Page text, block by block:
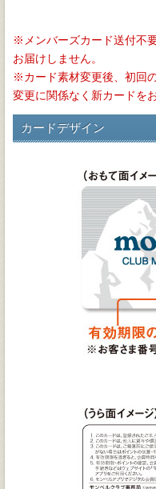
メンバーズカード送付不
お届けしません。
カード素材変更後、初回
変更に関係なく新カードを
カードデザイン